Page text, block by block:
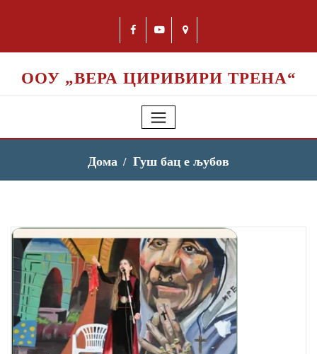
ООУ „ВЕРА ЦИРИВИРИ ТРЕНА“
Дома Гуш бац е љубов